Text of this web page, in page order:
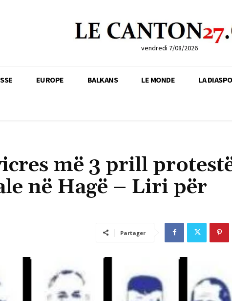
vendredi 7/08/2026
EUROPE BALKANS LE MONDE LA
më 3 prill
në Hagë – Liri për
Partager